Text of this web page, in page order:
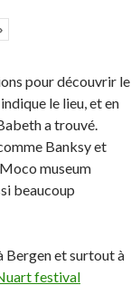
pour découvrir le
le lieu, et en
a trouvé.
Banksy et
museum
beaucoup
Bergen et surtout à
festival